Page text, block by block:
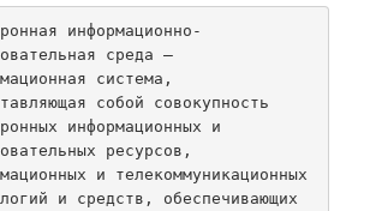
информационно-
среда –
система,
собой совокупность
информационных и
ресурсов,
и телекоммуникационных
и средств, обеспечивающих